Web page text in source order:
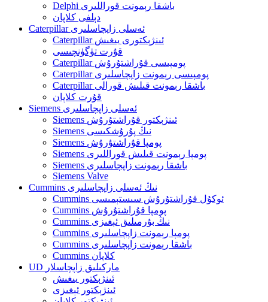
Delphi باشقا رېمونت قوراللىرى
دېلفى كلاپان
Caterpillar ئەسلى زاپچاسلىرى
Caterpillar ئىنژېكتورى يىغىش
قۇرت تۈگۈنچىسى
Caterpillar پومپىسى قۇراشتۇرۇش
Caterpillar پومپىسى رېمونت زاپچاسلىرى
Caterpillar باشقا رېمونت قىلىش قورالى
قۇرت كلاپان
Siemens ئەسلى زاپچاسلىرى
Siemens ئىنژېكتور قۇراشتۇرۇش
Siemens نىڭ پۇرۇشكىسى
Siemens پومپا قۇراشتۇرۇش
Siemens پومپا رېمونت قىلىش قوراللىرى
Siemens باشقا رېمونت زاپچاسلىرى
Siemens Valve
Cummins نىڭ ئەسلى زاپچاسلىرى
Cummins ئوكۇل قۇراشتۇرۇش سىستېمىسى
Cummins پومپا قۇراشتۇرۇش
Cummins نىڭ بۇرمىلىق ئېغىزى
Cummins پومپا رېمونت زاپچاسلىرى
Cummins باشقا رېمونت زاپچاسلىرى
Cummins كلاپان
UD ماركىلىق زاپچاسلار
ئىنژېكتور يىغىش
ئىنژېكتور ئېغىزى